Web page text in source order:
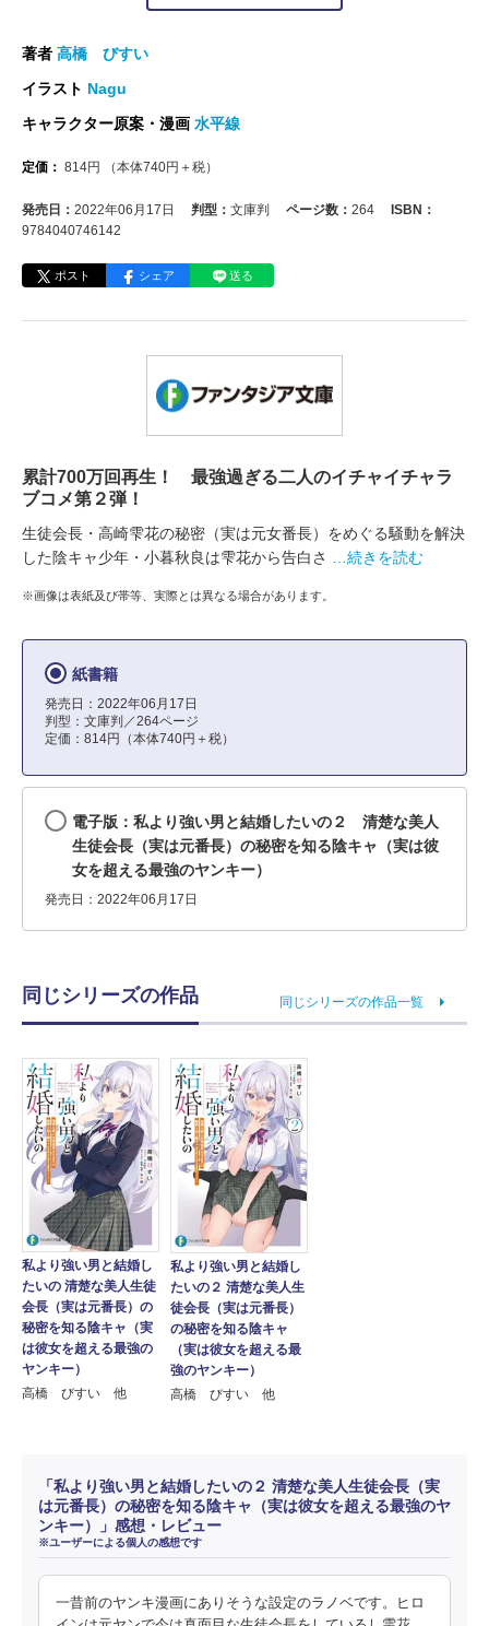
著者 高橋 びすい
イラスト Nagu
キャラクター原案・漫画 水平線
定価： 814円 （本体740円＋税）
発売日： 2022年06月17日 判型： 文庫判 ページ数： 264
ISBN：
9784040746142
ポスト シェア 送る
累計700万回再生！ 最強過ぎる二人のイチャイチャラ
ブコメ第２弾！
生徒会長・高崎雫花の秘密（実は元女番長）をめぐる騒動を解決
した陰キャ少年・小暮秋良は雫花から告白さ
…続きを読む
※画像は表紙及び帯等、実際とは異なる場合があります。
紙書籍
発売日：2022年06月17日
判型：文庫判／264ページ
定価：814円（本体740円＋税）
電子版：私より強い男と結婚したいの２ 清楚な美人
生徒会長（実は元番長）の秘密を知る陰キャ（実は彼
女を超える最強のヤンキー）
発売日：2022年06月17日
同じシリーズの作品 同じシリーズの作品一覧
私より強い男と結婚し
たいの 清楚な美人生徒
会長（実は元番長）の
秘密を知る陰キャ（実
は彼女を超える最強の
ヤンキー）
高橋 びすい 他
私より強い男と結婚し
たいの２ 清楚な美人生
徒会長（実は元番長）
の秘密を知る陰キャ
（実は彼女を超える最
強のヤンキー）
高橋 びすい 他
「私より強い男と結婚したいの２ 清楚な美人生徒会長（実
は元番長）の秘密を知る陰キャ（実は彼女を超える最強のヤ
ンキー）」感想・レビュー
※ユーザーによる個人の感想です
一昔前のヤンキ漫画にありそうな設定のラノベです。ヒロ